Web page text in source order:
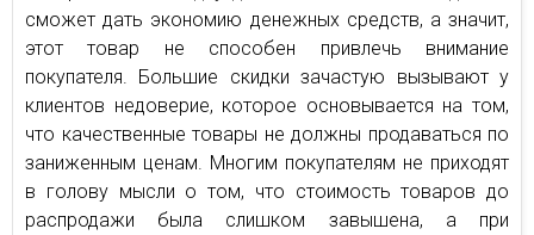
сможет дать экономию денежных средств, а значит,
этот товар не способен привлечь внимание
покупателя. Большие скидки зачастую вызывают у
клиентов недоверие, которое основывается на том,
что качественные товары не должны продаваться по
заниженным ценам. Многим покупателям не приходят
в голову мысли о том, что стоимость товаров до
распродажи была слишком завышена, а при